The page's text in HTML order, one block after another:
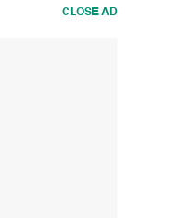
CLOSE AD